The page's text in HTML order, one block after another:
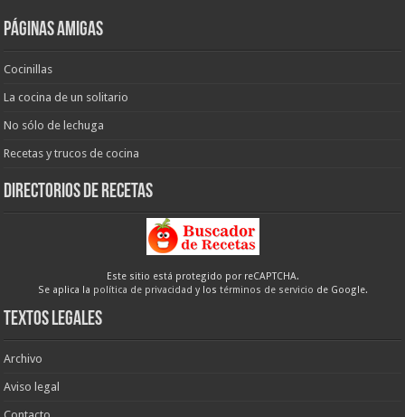
Páginas amigas
Cocinillas
La cocina de un solitario
No sólo de lechuga
Recetas y trucos de cocina
Directorios de recetas
Este sitio está protegido por reCAPTCHA.
Se aplica la política de privacidad y los términos de servicio de Google.
Textos legales
Archivo
Aviso legal